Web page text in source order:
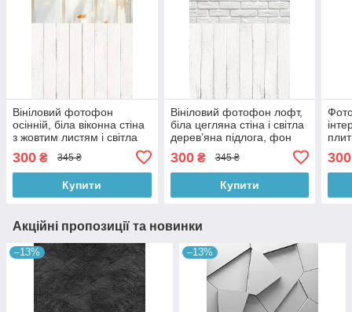
Вініловий фотофон
осінній, біла віконна стіна
з жовтим листям і світла
дерев’яна підлога 60×90
см, №57251
300 ₴ 345 ₴
Купити
Вініловий фотофон лофт,
біла цегляна стіна і світла
дерев’яна підлога, фон
№57236
300₴ 345 ₴
Купити
фон
300
Акційні пропозиції та новинки
–13% –13%